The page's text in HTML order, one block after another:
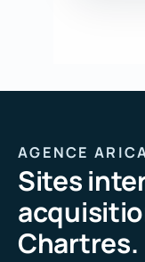
AGENCE
Sites
Chartres.